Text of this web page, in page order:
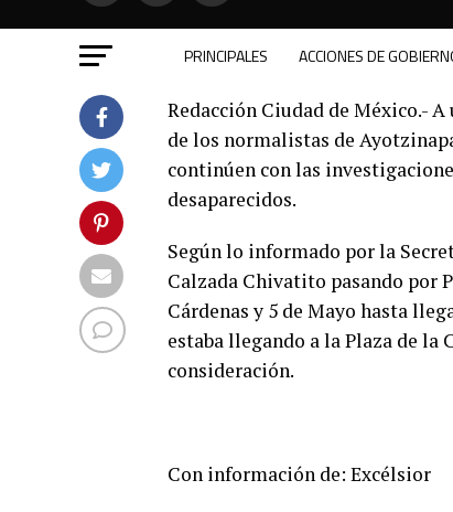
PRINCIPALES ACCIONES DE
Redacción Ciudad de México.-
de los normalistas de
continúen con las
desaparecidos.
Según lo informado por la
Calzada Chivatito pasando por
Cárdenas y 5 de Mayo hasta
estaba llegando a la Plaza de
consideración.
Con información de: Excélsior